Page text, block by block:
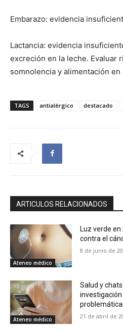
Embarazo: evidencia
Lactancia: evidencia
excreción en la leche. Evaluar
somnolencia y alimentación en
TAGS antialérgico destacado
ARTICULOS RELACIONADOS
Ateneo médico
Luz verde
contra el
8 de junio de
Ateneo médico
Salud y
21 de abril de